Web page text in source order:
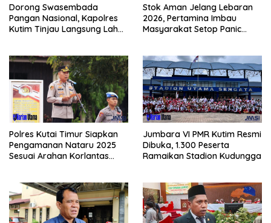
Dorong Swasembada
Pangan Nasional, Kapolres
Kutim Tinjau Langsung Lahan
Stok Aman Jelang Lebaran
2026, Pertamina Imbau
Masyarakat Setop Panic
Polres Kutai Timur Siapkan
Pengamanan Nataru 2025
Sesuai Arahan Korlantas
Jumbara VI PMR Kutim Resmi
Dibuka, 1.300 Peserta
Ramaikan Stadion Kudungga